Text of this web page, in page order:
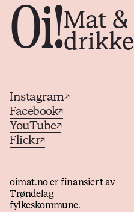
Instagram↗
Facebook↗
YouTube↗
Flickr↗
Oi!Mat &
drikke
oimat.no er finansiert av
Trøndelag
fylkeskommune.